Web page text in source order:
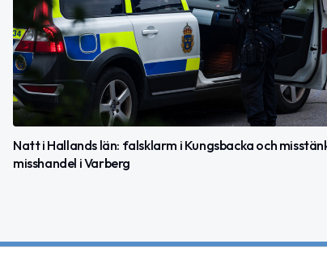
Natt i Hallands län: falsklarm i Kungsbacka och
misshandel i Varberg